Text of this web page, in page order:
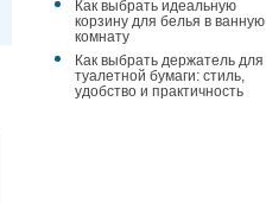
Как выбрать идеальную
корзину для белья в ванную
комнату
Как выбрать держатель для
туалетной бумаги: стиль,
удобство и практичность